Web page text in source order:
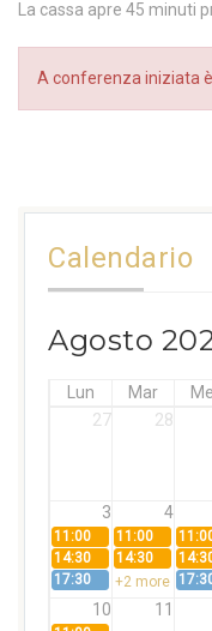
La cassa apre 45 minuti
A conferenza iniziata
Calendario
Agosto
Lun Mar
27
28
3 4
11:00 11:00
14:30
14:30
17:30
+2 more
10 11